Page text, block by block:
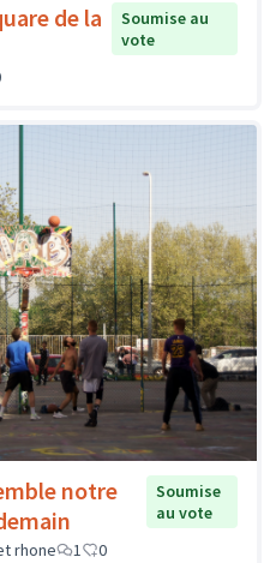
de la
Soumise au
vote
notre
Soumise
au vote
rhone
1 0